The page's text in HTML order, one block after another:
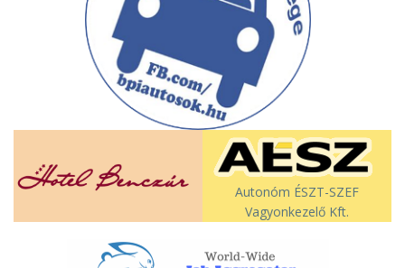
Autonóm ÉSZT-SZEF
Vagyonkezelő Kft.